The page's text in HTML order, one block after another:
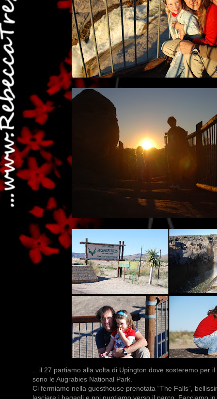
…il 27 partiamo alla volta di Upington dove sosteremo per
sono le Augrabies National Park.
Ci fermiamo nella guesthouse prenotata “The Falls”,